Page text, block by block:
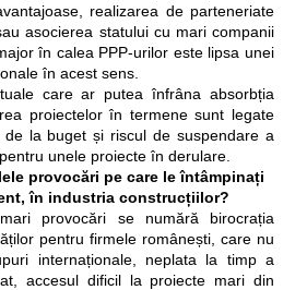
realizarea de parteneriate
asocierea statului cu mari companii
în calea PPP-urilor este lipsa unei
în acest sens.
care ar putea înfrâna absorbția
proiectelor în termene sunt legate
la buget și riscul de suspendare a
unele proiecte în derulare.
provocări pe care le întâmpinați
în industria construcțiilor?
provocări se numără birocrația
pentru firmele românești, care nu
internaționale, neplata la timp a
accesul dificil la proiecte mari din